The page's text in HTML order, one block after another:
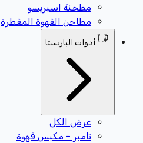
مطحنة اسبريسو
مطاحن القهوة المقطرة
أدوات الباريستا
عرض الكل
تامبر - مكبس قهوة